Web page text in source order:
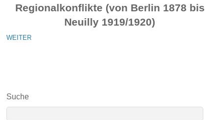
Regionalkonflikte (von Berlin 1878 bis
Neuilly 1919/1920)
WEITER
Suche